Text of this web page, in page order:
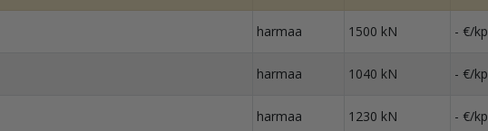
harmaa 1500 kN - €/
harmaa 1040 kN - €/
harmaa 1230 kN - €/